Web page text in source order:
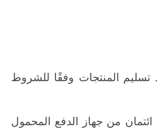
تسليم المنتجات وفقًا للشروط
ائتمان من جهاز الدفع المحمول